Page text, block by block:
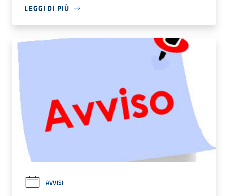
LEGGI DI PIÙ
AVVISI